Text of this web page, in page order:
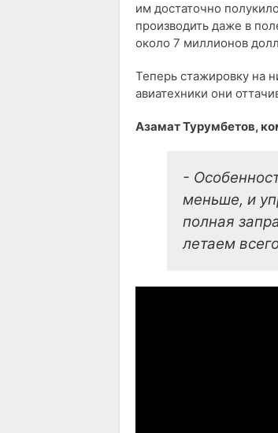
им достаточно
производить даже в
около 7 миллионов
Теперь стажировку на
авиатехники они
Азамат Турумбетов,
-
меньше, и
полная
летаем